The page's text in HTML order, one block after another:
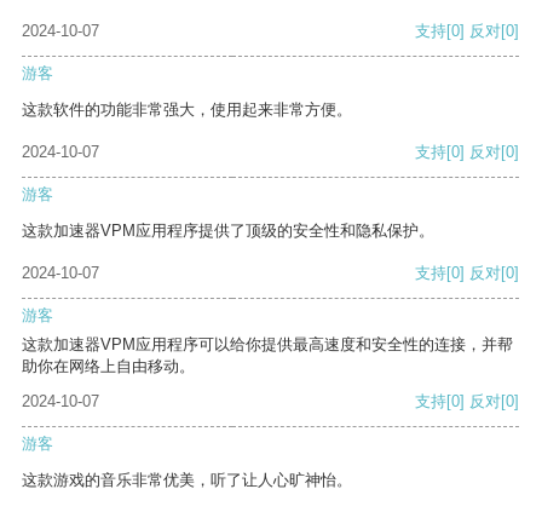
2024-10-07 支持[0] 反对[0]
游客
这款软件的功能非常强大，使用起来非常方便。
2024-10-07 支持[0] 反对[0]
游客
这款加速器VPM应用程序提供了顶级的安全性和隐私保护。
2024-10-07 支持[0] 反对[0]
游客
这款加速器VPM应用程序可以给你提供最高速度和安全性的连接，并帮
助你在网络上自由移动。
2024-10-07
支持[0] 反对[0]
游客
这款游戏的音乐非常优美，听了让人心旷神怡。